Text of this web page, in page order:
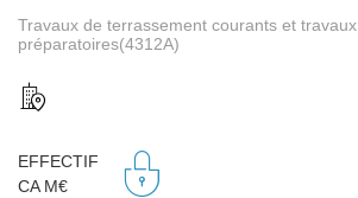
Travaux de terrassement courants et travaux
préparatoires(4312A)
EFFECTIF
CA M€